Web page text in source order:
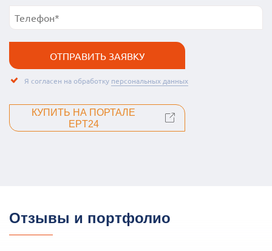
Я согласен на обработку персональных данных
КУПИТЬ НА ПОРТАЛЕ
EPT24
Отзывы и портфолио